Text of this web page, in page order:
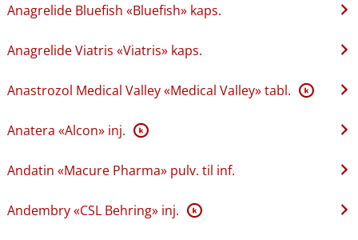
Anagrelide Bluefish «Bluefish» kaps.
Anagrelide Viatris «Viatris» kaps.
Anastrozol Medical Valley «Medical Valley» tabl. K
Anatera «Alcon» inj. K
Andatin «Macure Pharma» pulv. til inf.
Andembry «CSL Behring» inj. K